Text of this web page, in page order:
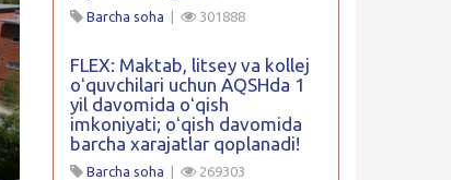
Barcha soha 301888
FLEX: Maktab, litsey va kollej
oʻquvchilari uchun AQSHda 1
yil davomida oʻqish
imkoniyati; oʻqish davomida
barcha xarajatlar qoplanadi!
Barcha soha 269303